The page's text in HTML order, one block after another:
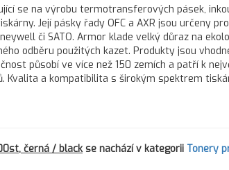
se na výrobu termotransferových pásek,
Její pásky řady OFC a AXR jsou určeny
či SATO. Armor klade velký důraz na
odběru použitých kazet. Produkty jsou
působí ve více než 150 zemích a patří k
a kompatibilita s širokým spektrem
černá / blackse nachází v kategorii Tonery